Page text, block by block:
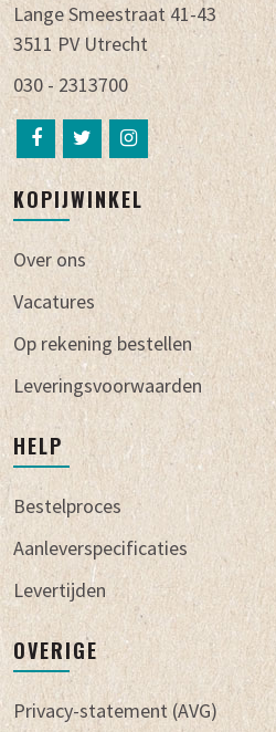
Lange Smeestraat 41-43
3511 PV Utrecht
030 - 2313700
KOPIJWINKEL
Over ons
Vacatures
Op rekening bestellen
Leveringsvoorwaarden
HELP
Bestelproces
Aanleverspecificaties
Levertijden
OVERIGE
Privacy-statement (AVG)